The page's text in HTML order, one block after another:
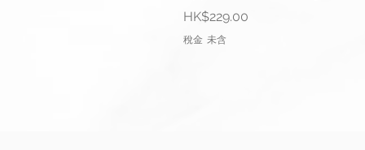
價格
HK$229.00
稅金 未含